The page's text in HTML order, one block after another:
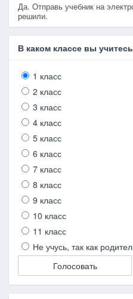
Да. Отправь учебник на
решили.
В каком классе вы
1 класс
2 класс
3 класс
4 класс
5 класс
6 класс
7 класс
8 класс
9 класс
10 класс
11 класс
Не учусь, так как
Голосовать